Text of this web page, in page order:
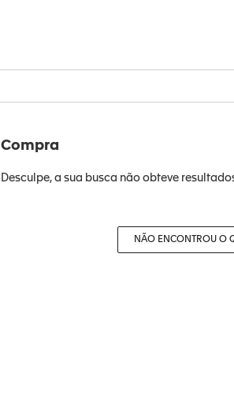
Compra
Desculpe, a sua busca não obteve
NÃO ENCONTROU O